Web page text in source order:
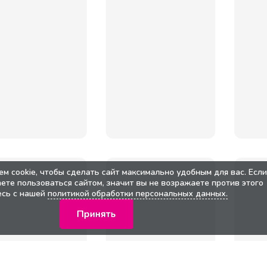
cookie, чтобы сделать сайт максимально удобным для вас. Если
пользоваться сайтом, значит вы не возражаете против этого
с нашей политикой обработки персональных данных.
Принять